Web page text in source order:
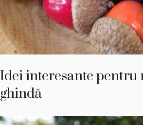
Idei interesante pentru
ghindă